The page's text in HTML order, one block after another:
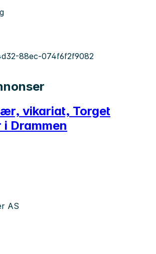
88ec-074f6f2f9082
vikariat, Torget
Drammen
AS